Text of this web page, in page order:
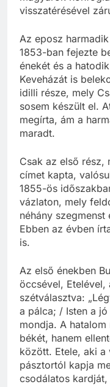
visszatérésével
Az eposz
1853-ban fejezte
énekét és a
Keveházát is
idilli része, mely
sosem készült el.
megírta, ám a
maradt.
Csak az első rész,
címet kapta,
1855-ös
vázlaton, mely
néhány
Ebben az évben
is.
Az első énekben
öccsével,
szétválasztva:
a pálca; / Isten a
mondja. A
békét, hanem
között. Etele, aki a
pásztortól kapja
csodálatos